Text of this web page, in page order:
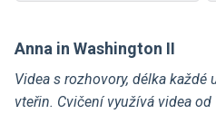
Anna in Washington II
Videa s rozhovory, délka každé
vteřin. Cvičení využívá videa od